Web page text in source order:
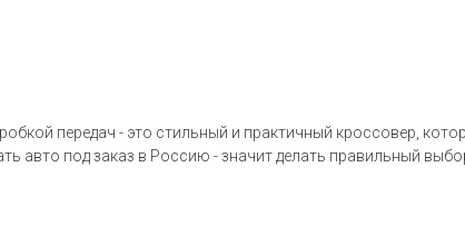
передач - это стильный и практичный кроссовер,
авто под заказ в Россию - значит делать правильный